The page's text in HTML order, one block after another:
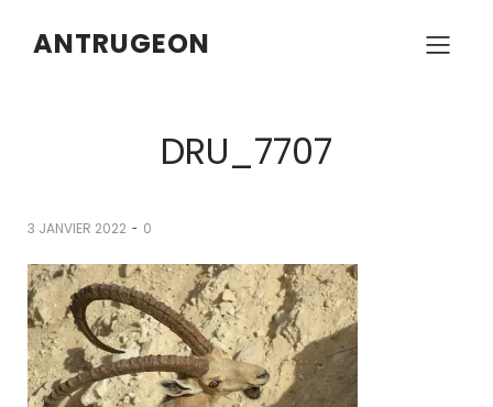
ANTRUGEON
DRU_7707
3 JANVIER 2022 - 0